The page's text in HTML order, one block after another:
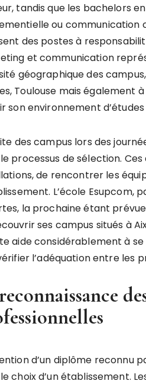
tandis que les bachelors
ou communication
des postes à
et communication
géographique des
Toulouse mais également
son environnement
des campus lors des
processus de sélection.
de rencontrer les
L’école
la prochaine étant
ses campus situés à
aide considérablement à
l’adéquation entre les
d’un diplôme reconnu
choix d’un établissement.